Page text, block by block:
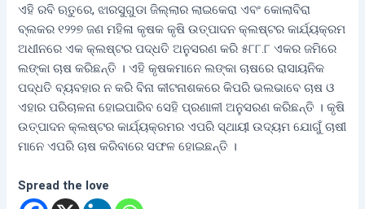
ଏହି ରବି ଋତୁରେ, ଝାରସୁଗୁଡା ଜିଲ୍ଲାର ଲାଇକେରା ଏବଂ କୋଲାବିରା
ବ୍ଲକର ୧୨୨୭ ଜଣ ମହିଳା କୃଷକ କୃଷି ଉତ୍ପାଦନ କ୍ଲଷ୍ଟର କାର୍ଯ୍ୟକ୍ରମ
ଅଧୀନରେ ଏକ କ୍ଲଷ୍ଟର ପଦ୍ଧତି ଅନୁସରଣ କରି ୫୮୮.୮ ଏକର ଜମିରେ
ଲଙ୍କା ଚାଷ କରିଛନ୍ତି । ଏହି କୃଷକମାନେ ଲଙ୍କା ଚାଷରେ ରାସାୟନିକ
ପଦ୍ଧତି ବ୍ୟବହାର ନ କରି ବିନା କୀଟନାଶକରେ କିପରି ଭଲଭାବେ ଚାଷ ଓ
ଏହାର ପରିଚାଳନା ହୋଇପାରିବ ସେହି ପ୍ରଣାଳୀ ଅନୁସରଣ କରିଛନ୍ତି । କୃଷି
ଉତ୍ପାଦନ କ୍ଲଷ୍ଟର କାର୍ଯ୍ୟକ୍ରମର ଏପରି ସ୍ଥାୟୀ ଉଦ୍ୟମ ଯୋଗୁଁ ଚାଷୀ
ମାନେ ଏପରି ଚାଷ କରିବାରେ ସଫଳ ହୋଇଛନ୍ତି ।
Spread the love